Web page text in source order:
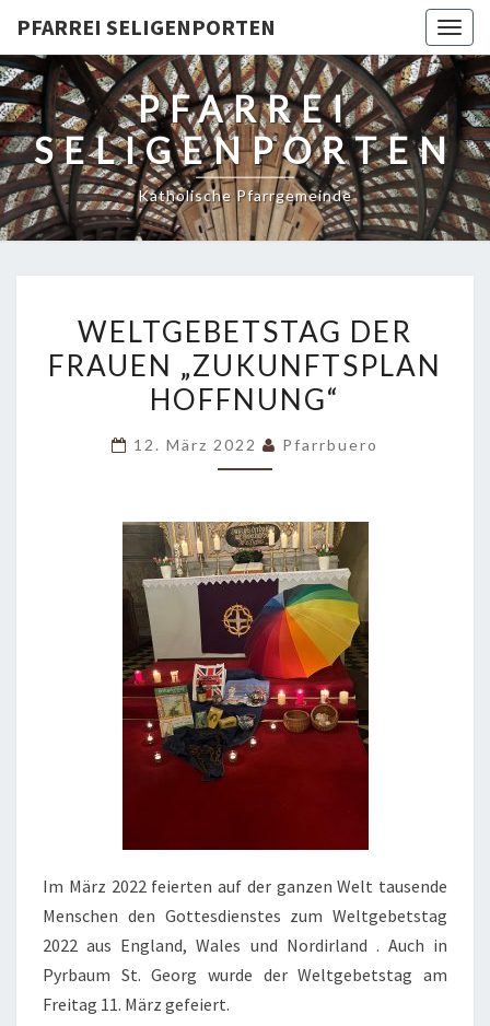
PFARREI SELIGENPORTEN
PFARREI
SELIGENPORTEN
Katholische Pfarrgemeinde
DER
FRAUEN
„ZUKUNFTSPLAN
WELTGEBETSTAG DER
FRAUEN „ZUKUNFTSPLAN
HOFFNUNG“
12. März 2022 Pfarrbuero
Im März 2022 feierten auf der ganzen Welt tausende
Menschen den Gottesdienstes zum Weltgebetstag
2022 aus England, Wales und Nordirland . Auch in
Pyrbaum St. Georg wurde der Weltgebetstag am
Freitag 11. März gefeiert.